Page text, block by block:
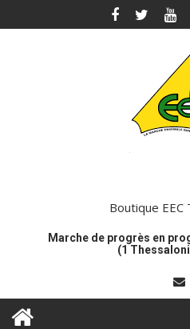
to
Boutique EEC
Marche de progrès en
(1